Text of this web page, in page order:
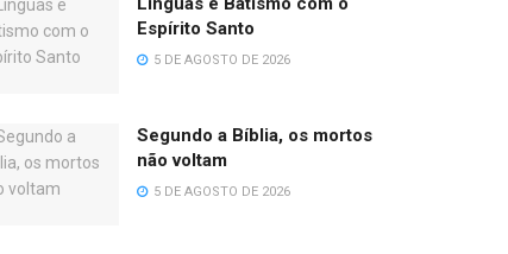
Espírito Santo
5 DE AGOSTO DE 2026
Segundo a Bíblia, os mortos
não voltam
5 DE AGOSTO DE 2026